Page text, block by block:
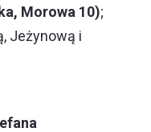
Morowa 10);
Jeżynową i